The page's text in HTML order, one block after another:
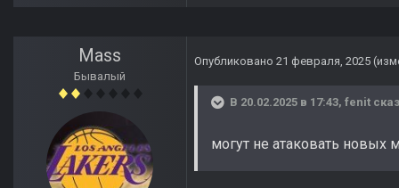
Mass
Бывалый
Опубликовано 21 февраля, 2025
В 20.02.2025 в 17:43, fenit
могут не атаковать новых